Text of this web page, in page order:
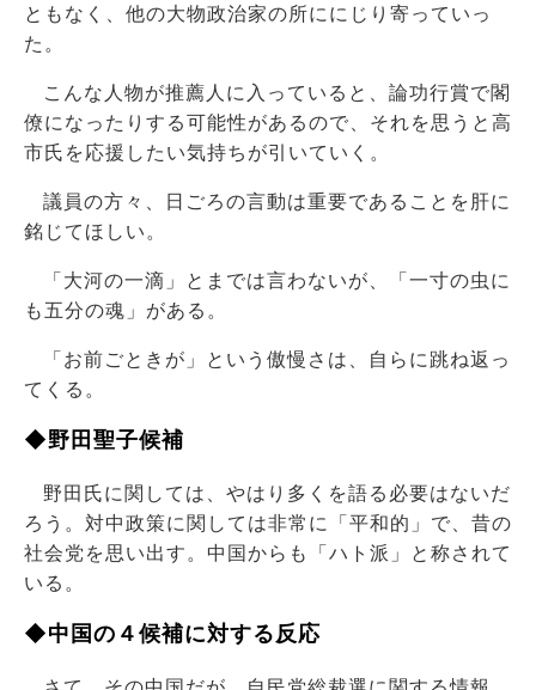
ともなく、他の大物政治家の所ににじり寄っていっ
た。
こんな人物が推薦人に入っていると、論功行賞で閣
僚になったりする可能性があるので、それを思うと高
市氏を応援したい気持ちが引いていく。
議員の方々、日ごろの言動は重要であることを肝に
銘じてほしい。
「大河の一滴」とまでは言わないが、「一寸の虫に
も五分の魂」がある。
「お前ごときが」という傲慢さは、自らに跳ね返っ
てくる。
◆野田聖子候補
野田氏に関しては、やはり多くを語る必要はないだ
ろう。対中政策に関しては非常に「平和的」で、昔の
社会党を思い出す。中国からも「ハト派」と称されて
いる。
◆中国の４候補に対する反応